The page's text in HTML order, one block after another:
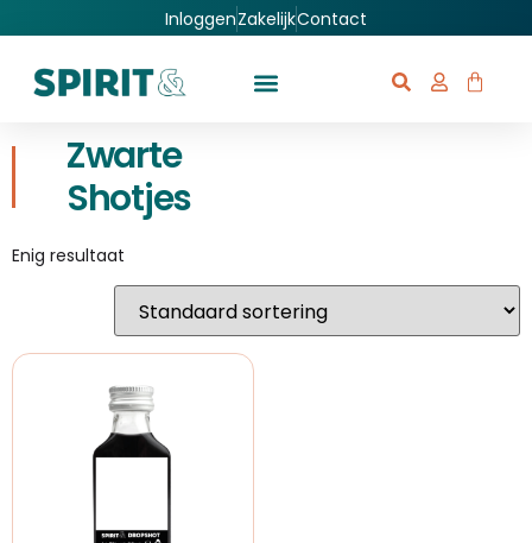
InloggenZakelijkContact
Zwarte
Shotjes
Enig resultaat